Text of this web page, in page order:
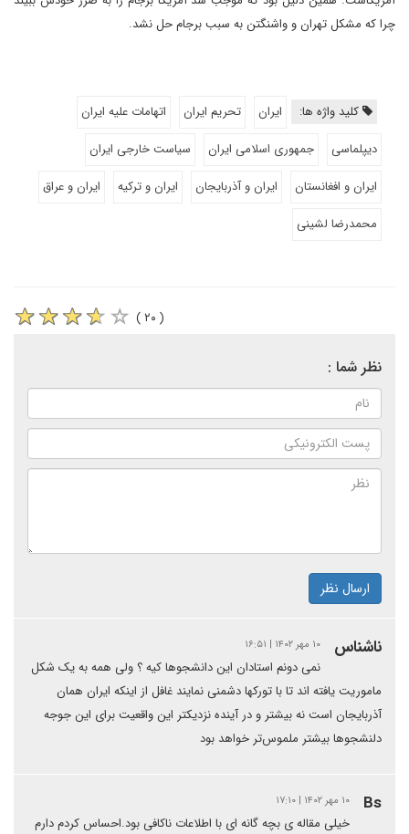
چرا که مشکل تهران و واشنگتن به سبب برجام حل نشد.
کلید واژه ها: ایران تحریم ایران
اتهامات علیه ایران
دیپلماسی
جمهوری اسلامی ایران
سیاست خارجی ایران
ایران و افغانستان
ایران و آذربایجان ایران و ترکیه
ایران و عراق
محمدرضا لشینی
( ۲۰ )
نظر شما :
ارسال نظر
ناشناس ۱۰ مهر ۱۴۰۲ | ۱۶:۵۱
نمی دونم استادان این دانشجوها کیه ؟ ولی همه به یک شکل
ماموریت یافته اند تا با تورکها دشمنی نمایند غافل از اینکه ایران همان
آذربایجان است نه بیشتر و در آینده نزدیکتر این واقعیت برای این جوجه
دلنشجوها بیشتر ملموس‌تر خواهد بود
Bs ۱۰ مهر ۱۴۰۲ | ۱۷:۱۰
خیلی مقاله ی بچه گانه ای با اطلاعات ناکافی بود‌.احساس کردم دارم